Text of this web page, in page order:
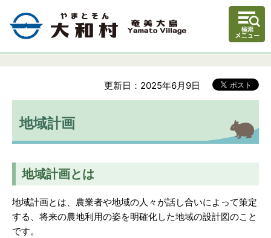
更新日：2025年6月9日
地域計画
地域計画とは
地域計画とは、農業者や地域の人々が話し合いによって策定
する、将来の農地利用の姿を明確化した地域の設計図のこと
です。